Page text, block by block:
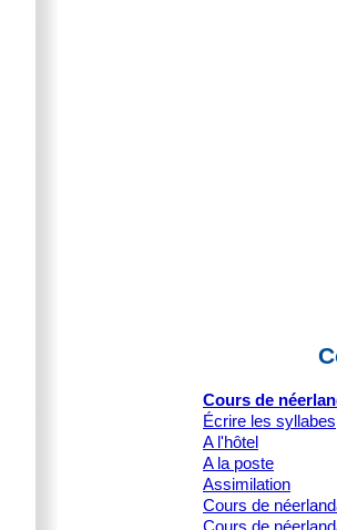
Cours de
Écrire les syllabes
A l'hôtel
A la poste
Assimilation
Cours de
Cours de